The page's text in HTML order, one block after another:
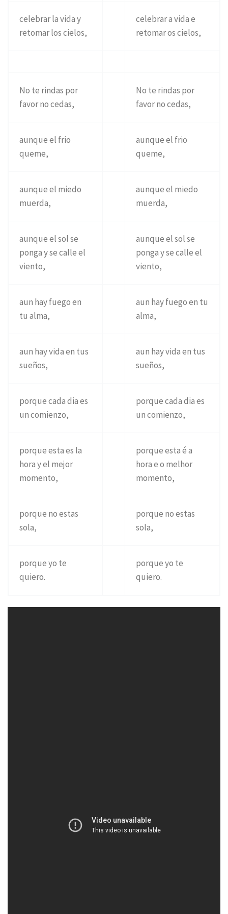
celebrar la vida y
retomar los cielos,
celebrar a vida e
retomar os cielos,
No te rindas por
favor no cedas,
No te rindas por
favor no cedas,
aunque el frio
queme,
aunque el frio
queme,
aunque el miedo
muerda,
aunque el miedo
muerda,
aunque el sol se
ponga y se calle el
viento,
aunque el sol se
ponga y se calle el
viento,
aun hay fuego en
tu alma,
aun hay fuego en tu
alma,
aun hay vida en tus
sueños,
aun hay vida en tus
sueños,
porque cada dia es
un comienzo,
porque cada dia es
un comienzo,
porque esta es la
hora y el mejor
momento,
porque esta é a
hora e o melhor
momento,
porque no estas
sola,
porque no estas
sola,
porque yo te
quiero.
porque yo te
quiero.